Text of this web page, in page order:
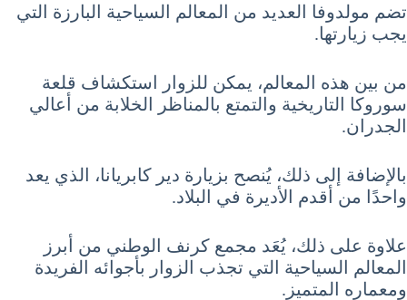
تضم مولدوفا العديد من المعالم السياحية البارزة التي
يجب زيارتها.
من بين هذه المعالم، يمكن للزوار استكشاف قلعة
سوروكا التاريخية والتمتع بالمناظر الخلابة من أعالي
الجدران.
بالإضافة إلى ذلك، يُنصح بزيارة دير كابريانا، الذي يعد
واحدًا من أقدم الأديرة في البلاد.
علاوة على ذلك، يُعَد مجمع كرنف الوطني من أبرز
المعالم السياحية التي تجذب الزوار بأجوائه الفريدة
ومعماره المتميز.